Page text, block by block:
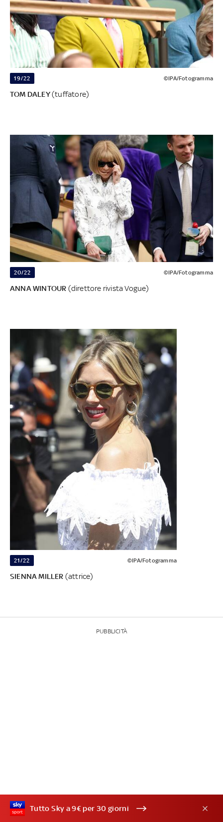
19/22 ©IPA/Fotogramma
TOM DALEY(tuffatore)
20/22 ©IPA/Fotogramma
ANNA WINTOUR (direttore rivista Vogue)
21/22 ©IPA/Fotogramma
SIENNA MILLER (attrice)
PUBBLICITÀ
Tutto Sky a 9€ per 30 giorni